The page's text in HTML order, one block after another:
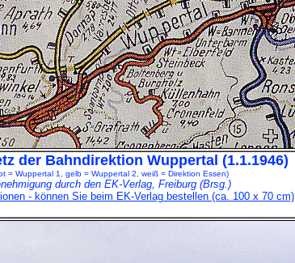
der Bahndirektion Wuppertal (1.1.1946)
= Wuppertal 1, gelb = Wuppertal 2, weiß = Direktion Essen)
durch den EK-Verlag, Freiburg (Brsg.)
- können Sie beim EK-Verlag bestellen (ca. 100 x 70 cm)